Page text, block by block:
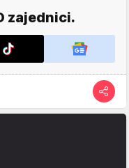
zajednici.